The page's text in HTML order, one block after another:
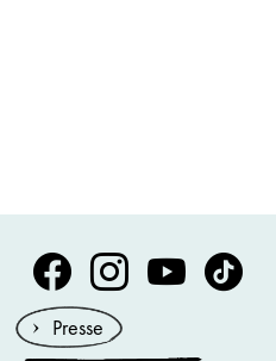
Volksoper Facebook
Volksoper Instagram
Volksoper Youtube
Volksoper
Presse